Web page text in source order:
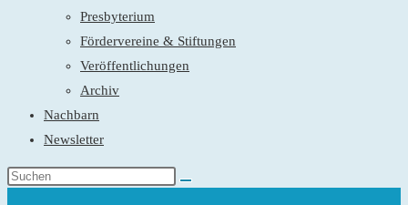
Presbyterium
Fördervereine & Stiftungen
Veröffentlichungen
Archiv
Nachbarn
Newsletter